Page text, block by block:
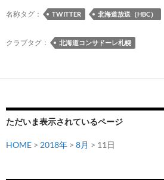
ー
オ
ク
ノ
送）
何
た
名称タグ： TWITTER 北海道放送（HBC）
クラブタグ： 北海道コンサドーレ札幌
ただいま表示されているページ
HOME > 2018年 > 8月 > 11日